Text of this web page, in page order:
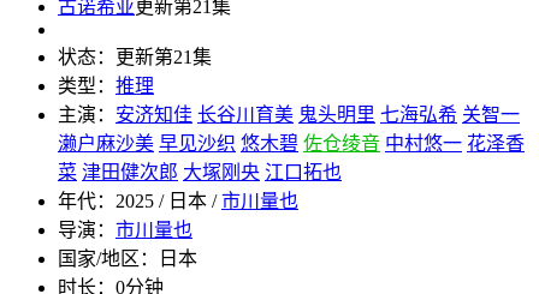
古诺希亚更新第21集
状态：
更新第21集
类型： 推理
主演： 安济知佳 长谷川育美 鬼头明里 七海弘希 关智一
濑户麻沙美 早见沙织 悠木碧 佐仓绫音 中村悠一 花泽香
菜 津田健次郎 大塚刚央 江口拓也
年代： 2025 / 日本 /市川量也
导演： 市川量也
国家/地区：
日本
时长： 0分钟